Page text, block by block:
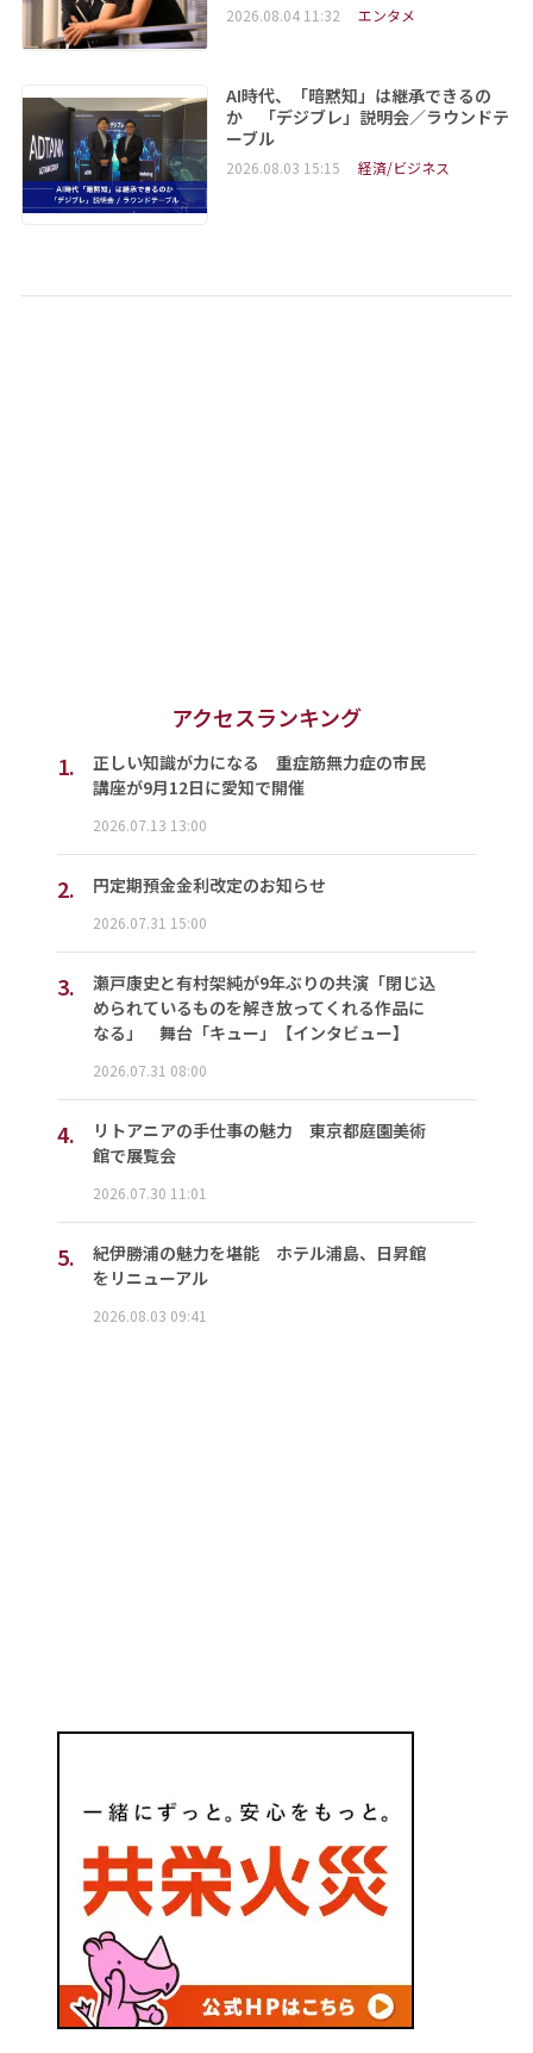
2026.08.04 11:32 エンタメ
AI時代、「暗黙知」は継承できるの
か 「デジブレ」説明会／ラウンドテ
ーブル
2026.08.03 15:15 経済/ビジネス
アクセスランキング
1.
正しい知識が力になる 重症筋無力症の市民
講座が9月12日に愛知で開催
2026.07.13 13:00
2. 円定期預金金利改定のお知らせ
2026.07.31 15:00
3.
瀬戸康史と有村架純が9年ぶりの共演「閉じ込
められているものを解き放ってくれる作品に
なる」 舞台「キュー」【インタビュー】
2026.07.31 08:00
4.
リトアニアの手仕事の魅力 東京都庭園美術
館で展覧会
2026.07.30 11:01
5.
紀伊勝浦の魅力を堪能 ホテル浦島、日昇館
をリニューアル
2026.08.03 09:41